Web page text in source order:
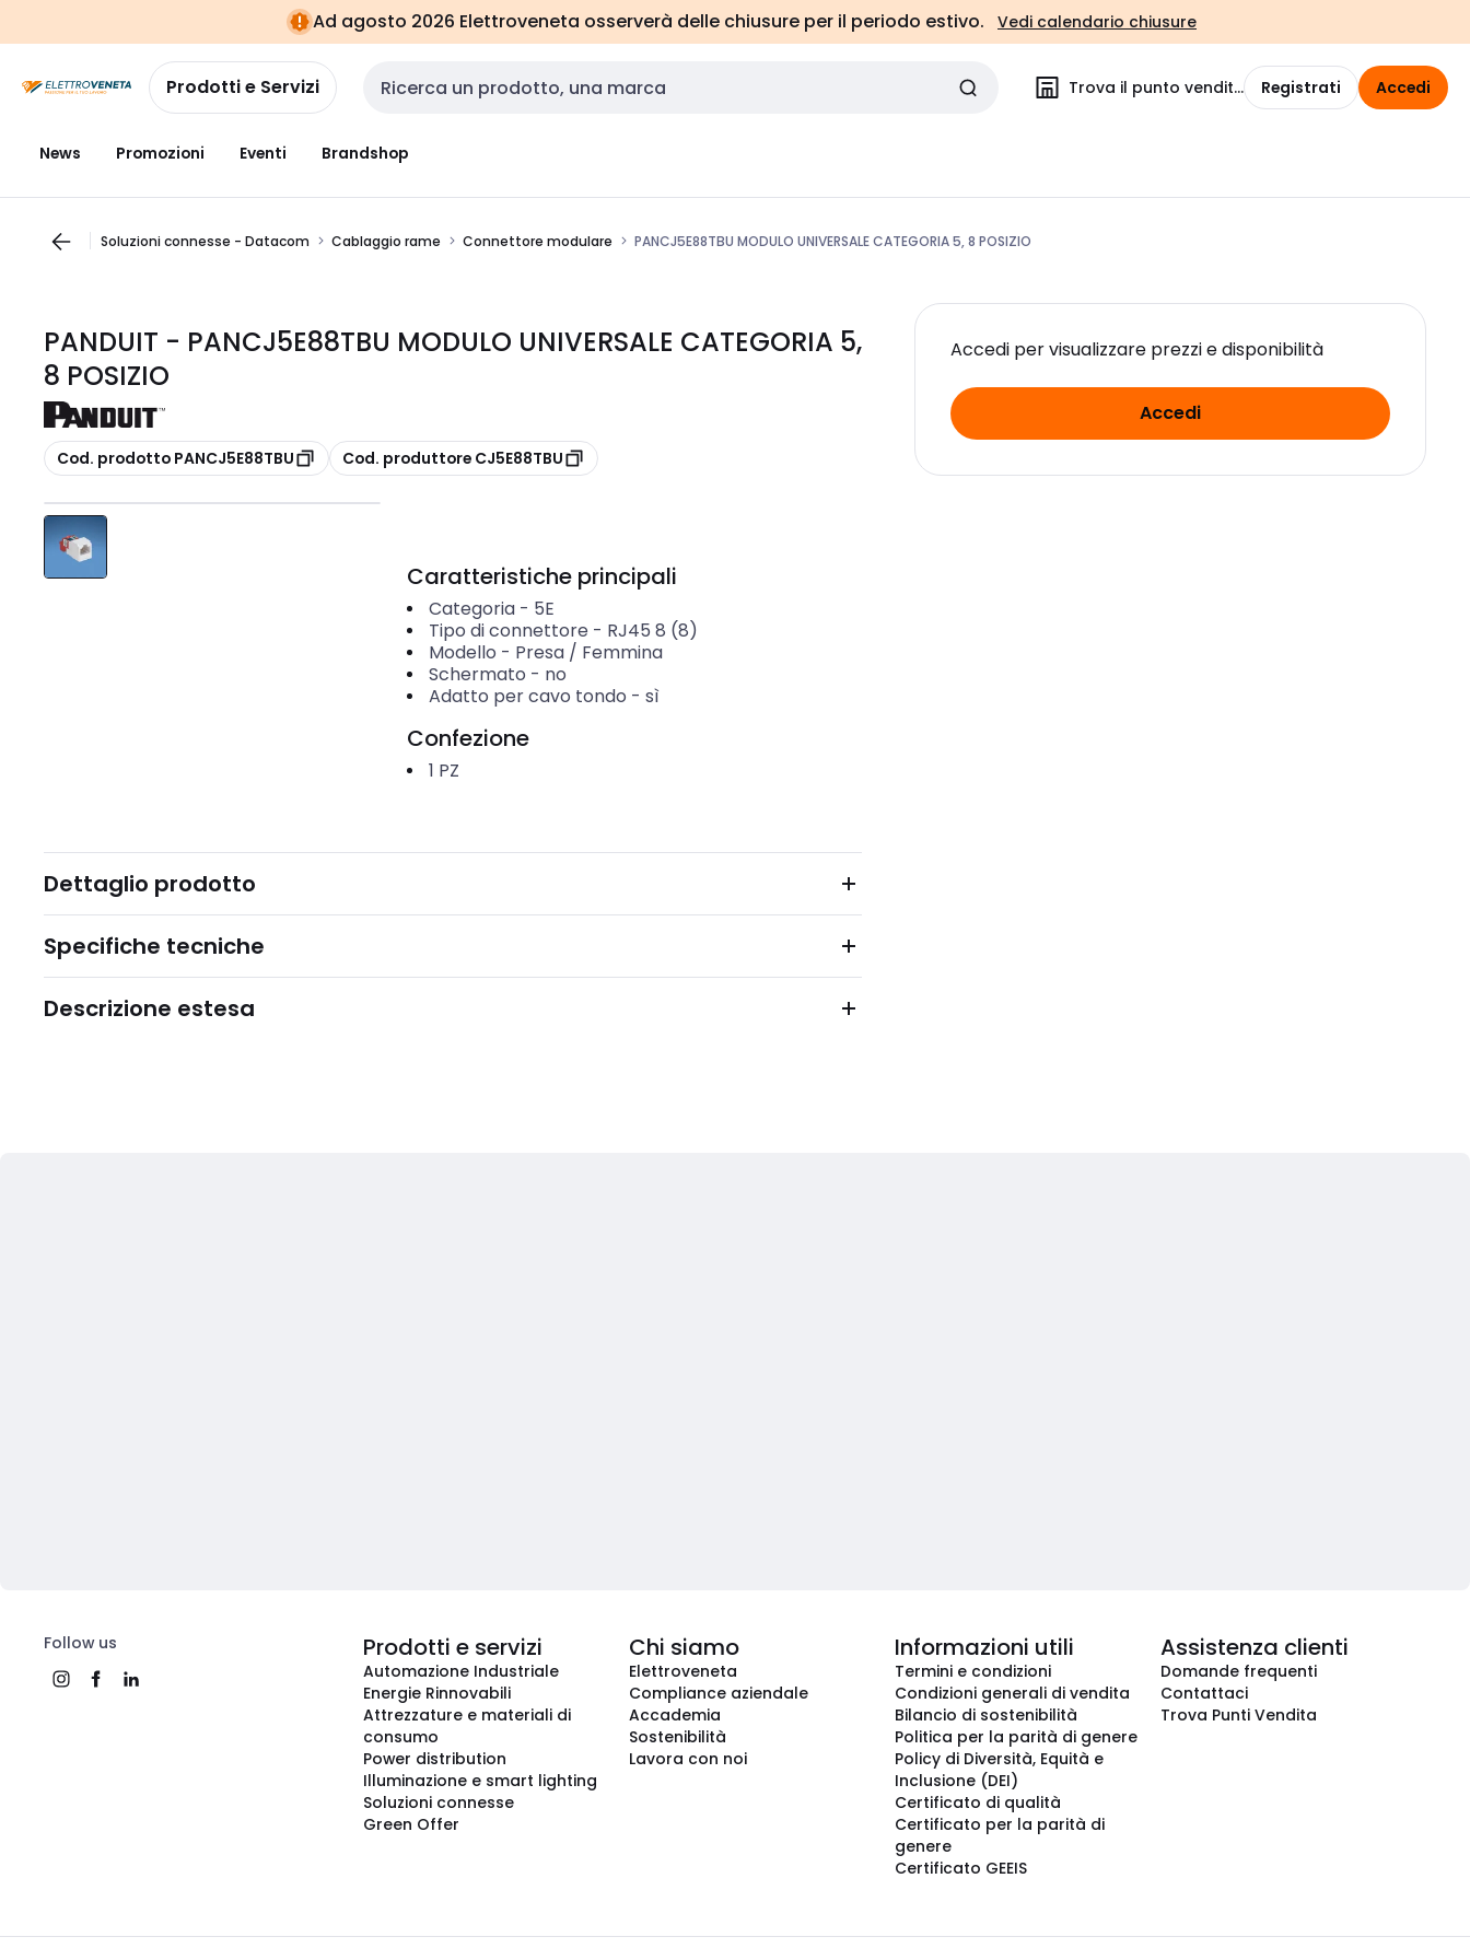
navigazionealla
pagina
Ad agosto 2026 Elettroveneta osserverà delle chiusure per il periodo estivo. Vedi calendario chiusure
Prodotti e Servizi Cerca input Trova il punto vendita Registrati Accedi
News Promozioni Eventi Brandshop
Soluzioni connesse - Datacom Cablaggio rame Connettore modulare PANCJ5E88TBU MODULO UNIVERSALE CATEGORIA 5, 8 POSIZIO
PANDUIT - PANCJ5E88TBU MODULO UNIVERSALE CATEGORIA 5,
8 POSIZIO
copia
Cod. prodotto PANCJ5E88TBU copia
Cod. produttore CJ5E88TBU
Accedi per visualizzare prezzi e disponibilità
Accedi
Caratteristiche principali
Categoria- 5E
Tipo di connettore - RJ45 8 (8)
Modello - Presa / Femmina
Schermato - no
Adatto per cavo tondo - sì
Confezione
1 PZ
Dettaglio prodotto
Specifiche tecniche
Descrizione estesa
Follow us Prodotti e servizi
Automazione Industriale
Energie Rinnovabili
Attrezzature e materiali di
consumo
Power distribution
Illuminazione e smart lighting
Soluzioni connesse
Green Offer
Chi siamo
Elettroveneta
Compliance aziendale
Accademia
Sostenibilità
Lavora con noi
Informazioni utili
Termini e condizioni
Condizioni generali di vendita
Bilancio di sostenibilità
Politica per la parità di genere
Policy di Diversità, Equità e
Inclusione (DEI)
Certificato di qualità
Certificato per la parità di
genere
Certificato GEEIS
Assistenza clienti
Domande frequenti
Contattaci
Trova Punti Vendita